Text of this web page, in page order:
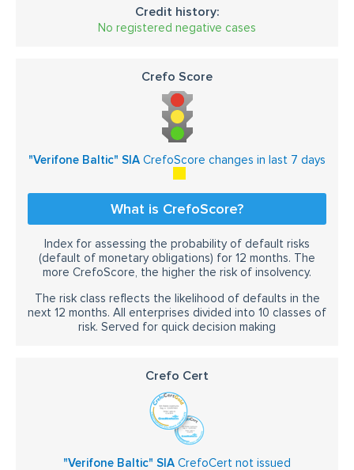
Credit history:
No registered negative cases
Crefo Score
"Verifone Baltic" SIA CrefoScore changes in last 7 days
What is CrefoScore?
Index for assessing the probability of default risks
(default of monetary obligations) for 12 months. The
more CrefoScore, the higher the risk of insolvency.
The risk class reflects the likelihood of defaults in the
next 12 months. All enterprises divided into 10 classes of
risk. Served for quick decision making
Crefo Cert
"Verifone Baltic" SIA CrefoCert not issued